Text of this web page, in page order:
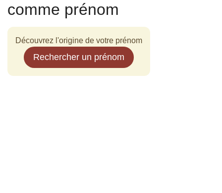
comme prénom
Découvrez l'origine de votre prénom
Rechercher un prénom